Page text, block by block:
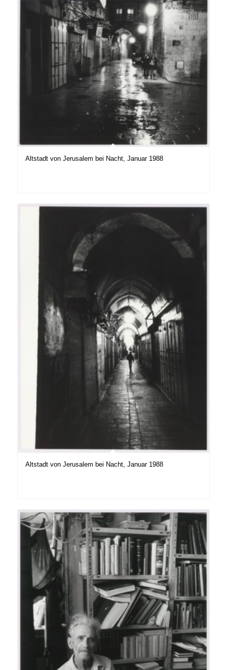
Altstadt von Jerusalem bei Nacht, Januar 1988
Altstadt von Jerusalem bei Nacht, Januar 1988